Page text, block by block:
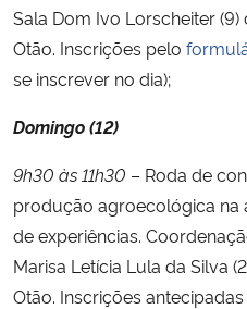
Sala Dom Ivo Lorscheiter
Otão. Inscrições pelo
se inscrever no dia);
Domingo (12)
9h30 às 11h30 – Roda de
produção agroecológica na
de experiências.
Marisa Letícia Lula da Silva
Otão. Inscrições